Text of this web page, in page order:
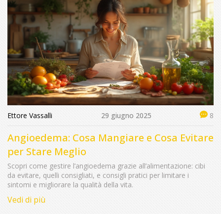
Ettore Vassalli 29 giugno 2025 8
Angioedema: Cosa Mangiare e Cosa Evitare
per Stare Meglio
Scopri come gestire l’angioedema grazie all’alimentazione: cibi
da evitare, quelli consigliati, e consigli pratici per limitare i
sintomi e migliorare la qualità della vita.
Vedi di più